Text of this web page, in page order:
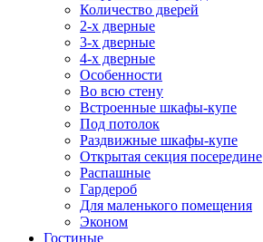
Количество дверей
2-х дверные
3-х дверные
4-х дверные
Особенности
Во всю стену
Встроенные шкафы-купе
Под потолок
Раздвижные шкафы-купе
Открытая секция посередине
Распашные
Гардероб
Для маленького помещения
Эконом
Гостиные